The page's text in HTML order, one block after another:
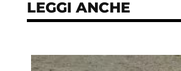
LEGGI ANCHE